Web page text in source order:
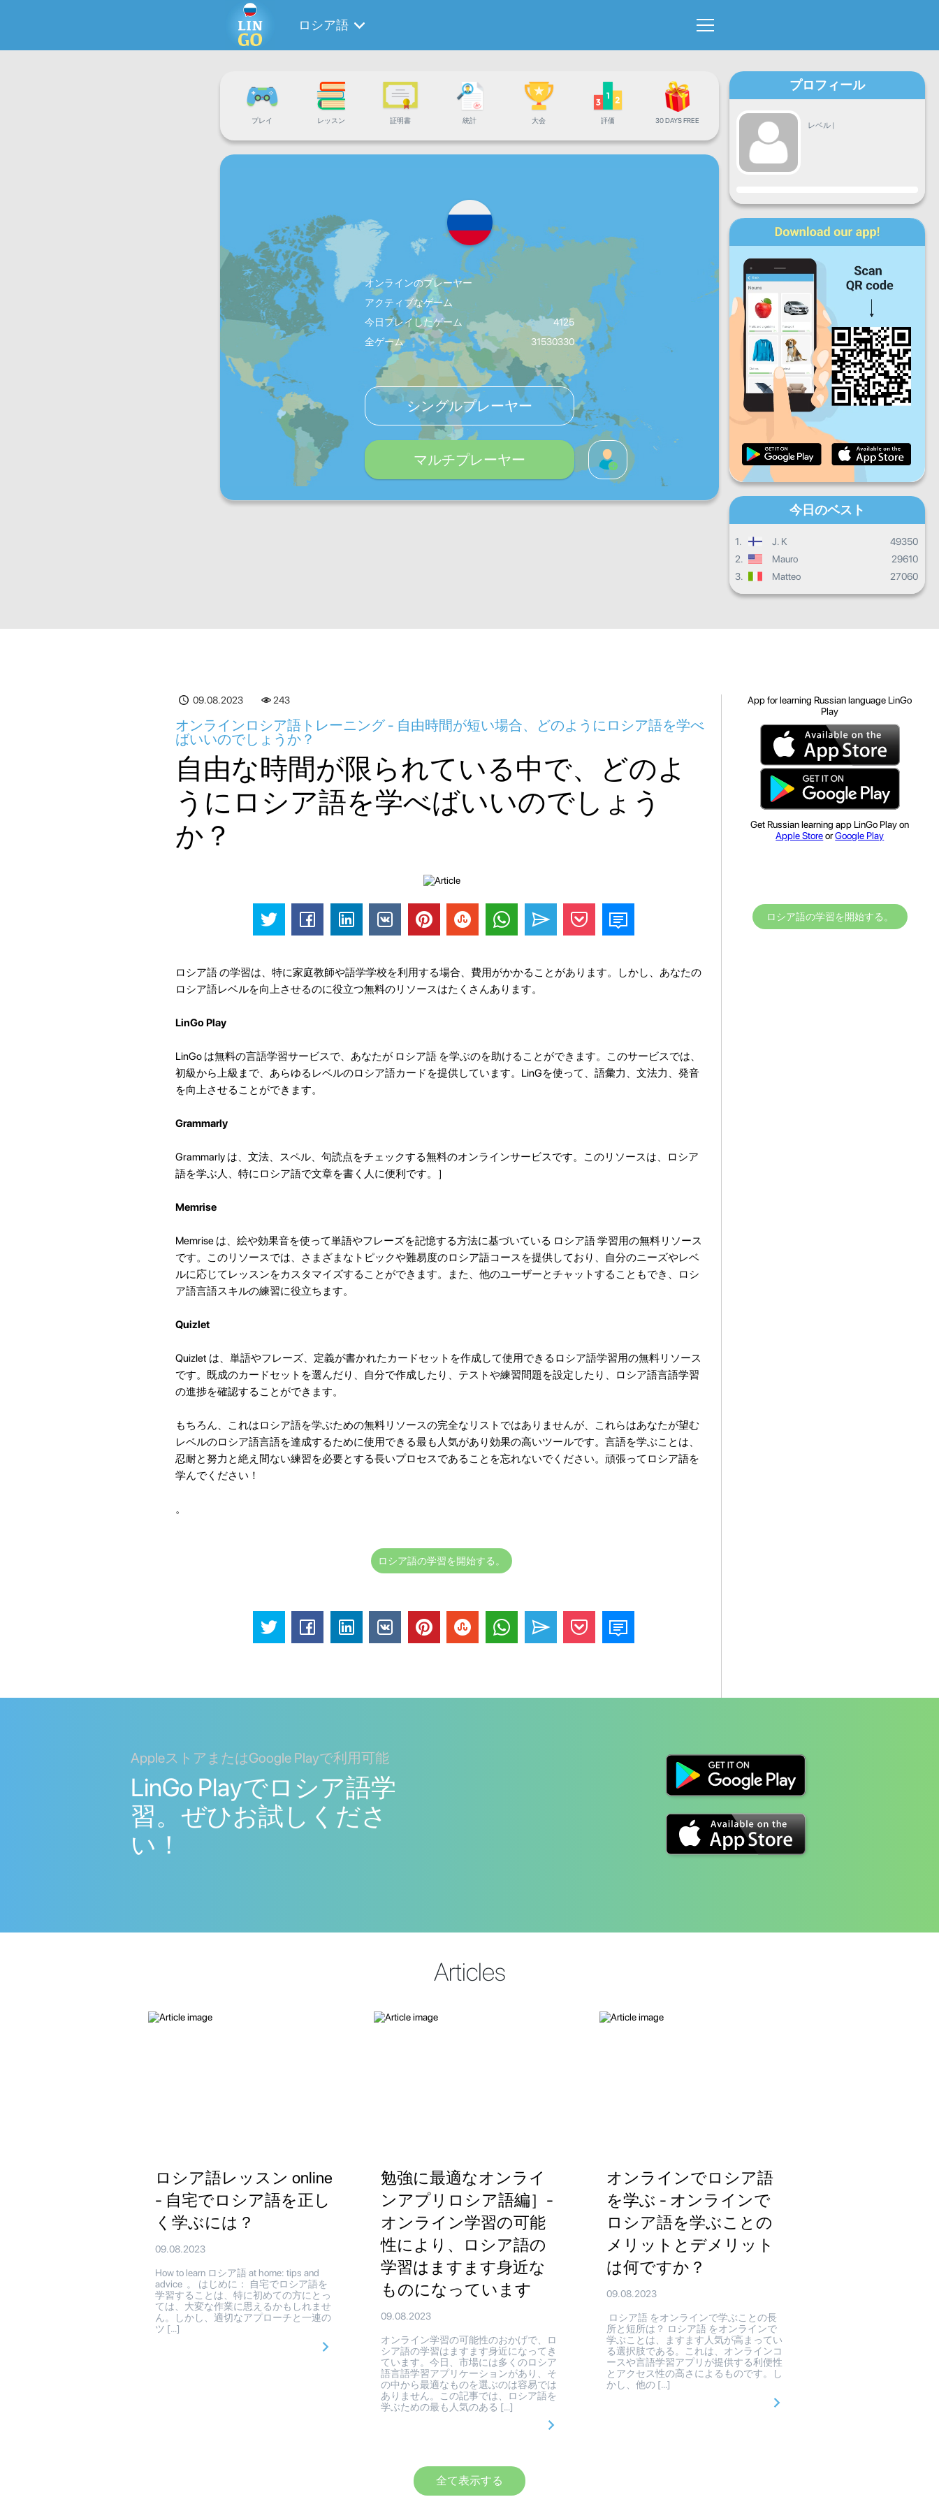
ロシア語
プレイ レッスン 証明書 統計 大会 評価 30 DAYS FREE
オンラインのプレーヤー
アクティブなゲーム
今日プレイしたゲーム
4125
全ゲーム
31530330
シングルプレーヤー
マルチプレーヤー
プロフィール
レベル |
進捗
水 木
土 日
デイリープログレス
マンスリープログレス
全体の進み具合
今日のベスト
1. J. K
49350
2.
Mauro
29610
3.
Matteo 27060
09.08.2023 243
オンラインロシア語トレーニング - 自由時間が短い場合、どのようにロシア語を学べ
ばいいのでしょうか？
自由な時間が限られている中で、どのよ
うにロシア語を学べばいいのでしょう
か？
ロシア語 の学習は、特に家庭教師や語学学校を利用する場合、費用がかかることがあります。しかし、あなたの
ロシア語レベルを向上させるのに役立つ無料のリソースはたくさんあります。
LinGo Play
LinGo は無料の言語学習サービスで、あなたが ロシア語 を学ぶのを助けることができます。このサービスでは、
初級から上級まで、あらゆるレベルのロシア語カードを提供しています。LinGを使って、語彙力、文法力、発音
を向上させることができます。
Grammarly
Grammarly は、文法、スペル、句読点をチェックする無料のオンラインサービスです。このリソースは、ロシア
語を学ぶ人、特にロシア語で文章を書く人に便利です。］
Memrise
Memrise は、絵や効果音を使って単語やフレーズを記憶する方法に基づいている ロシア語 学習用の無料リソース
です。このリソースでは、さまざまなトピックや難易度のロシア語コースを提供しており、自分のニーズやレベ
ルに応じてレッスンをカスタマイズすることができます。また、他のユーザーとチャットすることもでき、ロシ
ア語言語スキルの練習に役立ちます。
Quizlet
Quizlet は、単語やフレーズ、定義が書かれたカードセットを作成して使用できるロシア語学習用の無料リソース
です。既成のカードセットを選んだり、自分で作成したり、テストや練習問題を設定したり、ロシア語言語学習
の進捗を確認することができます。
もちろん、これはロシア語を学ぶための無料リソースの完全なリストではありませんが、これらはあなたが望む
レベルのロシア語言語を達成するために使用できる最も人気があり効果の高いツールです。言語を学ぶことは、
忍耐と努力と絶え間ない練習を必要とする長いプロセスであることを忘れないでください。頑張ってロシア語を
学んでください！
。
ロシア語の学習を開始する。
App for learning Russian language LinGo
Play
Get Russian learning app LinGo Play on
Apple StoreorGoogle Play
ロシア語の学習を開始する。
AppleストアまたはGoogle Playで利用可能
LinGo Playでロシア語学
習。ぜひお試しくださ
い！
Articles
ロシア語レッスン online
- 自宅でロシア語を正し
く学ぶには？
09.08.2023
How to learn ロシア語 at home: tips and
advice 。 はじめに： 自宅でロシア語を
学習することは、特に初めての方にとっ
ては、大変な作業に思えるかもしれませ
ん。しかし、適切なアプローチと一連の
ツ […]
勉強に最適なオンライ
ンアプリロシア語編］-
オンライン学習の可能
性により、ロシア語の
学習はますます身近な
ものになっています
09.08.2023
オンライン学習の可能性のおかげで、ロ
シア語の学習はますます身近になってき
ています。今日、市場には多くのロシア
語言語学習アプリケーションがあり、そ
の中から最適なものを選ぶのは容易では
ありません。この記事では、ロシア語を
学ぶための最も人気のある […]
オンラインでロシア語
を学ぶ - オンラインで
ロシア語を学ぶことの
メリットとデメリット
は何ですか？
09.08.2023
ロシア語 をオンラインで学ぶことの長
所と短所は？ ロシア語 をオンラインで
学ぶことは、ますます人気が高まってい
る選択肢である。これは、オンラインコ
ースや言語学習アプリが提供する利便性
とアクセス性の高さによるものです。し
かし、他の […]
全て表示する